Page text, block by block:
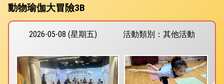
動物瑜伽大冒險3B
2026-05-08 (星期五) 活動類別：其他活動